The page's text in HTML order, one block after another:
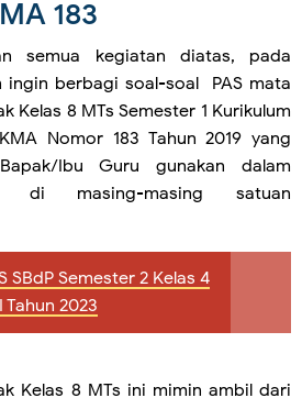
183
semua kegiatan diatas, pada
ingin berbagi soal-soal PAS mata
Kelas 8 MTs Semester 1 Kurikulum
Nomor 183 Tahun 2019 yang
Ibu Guru gunakan dalam
di masing-masing satuan
SBdP Semester 2 Kelas 4
Tahun 2023
Kelas 8 MTs ini mimin ambil dari